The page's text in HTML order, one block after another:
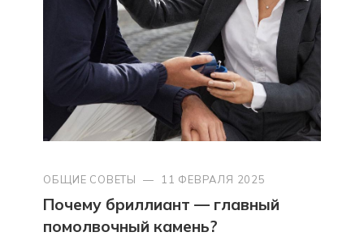
ОБЩИЕ СОВЕТЫ — 11 ФЕВРАЛЯ 2025
Почему бриллиант — главный
помолвочный камень?